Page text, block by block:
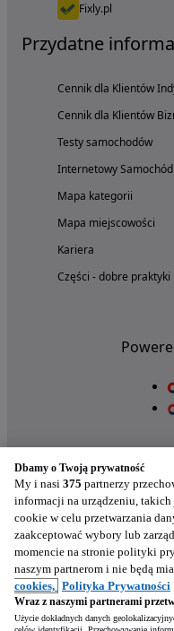
Fixly.pl
Przydatne
Cennik dla Klientów
Cennik dla Klientów
Testy samochodów
Internetowy Samochód
Mapa kategorii
Mapa miejscowości
Kariera
Części - dobre praktyki
Nasze
Dbamy o Twoją prywatność
My i nasi 375 partnerzy
informacji na urządzeniu,
cookie w celu przetwarzania
zaakceptować wybory lub
momencie na stronie polityki
naszym partnerom i nie będą
cookies, Polityka Prywatności
Wraz z naszymi partnerami
Użycie dokładnych danych